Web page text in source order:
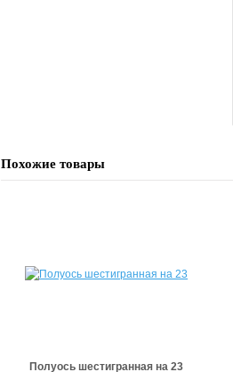
Похожие товары
Полуось шестигранная на 23